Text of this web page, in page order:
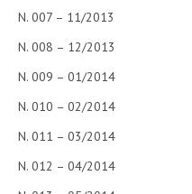
N. 007 – 11/2013
N. 008 – 12/2013
N. 009 – 01/2014
N. 010 – 02/2014
N. 011 – 03/2014
N. 012 – 04/2014